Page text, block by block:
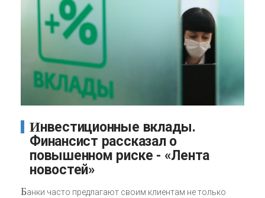
Инвестиционные вклады.
Финансист рассказал о
повышенном риске - «Лента
новостей»
Банки часто предлагают своим клиентам не только